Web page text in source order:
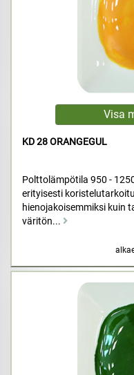
KD 28 ORANGEGUL
Polttolämpötila 950 -
erityisesti
hienojakoisemmiksi kuin
väritön...